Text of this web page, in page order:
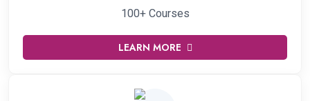
100+ Courses
LEARN MORE